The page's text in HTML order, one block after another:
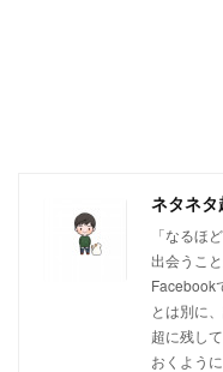
ネタネ
「なるほ
出会うこ
Facebook
とは別に
超に残し
おくよう